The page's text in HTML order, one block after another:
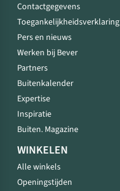
Contactgegevens
Toegankelijkheidsverklaring
Pers en nieuws
Werken bij Bever
Partners
Buitenkalender
Expertise
Inspiratie
Buiten. Magazine
WINKELEN
Alle winkels
Openingstijden